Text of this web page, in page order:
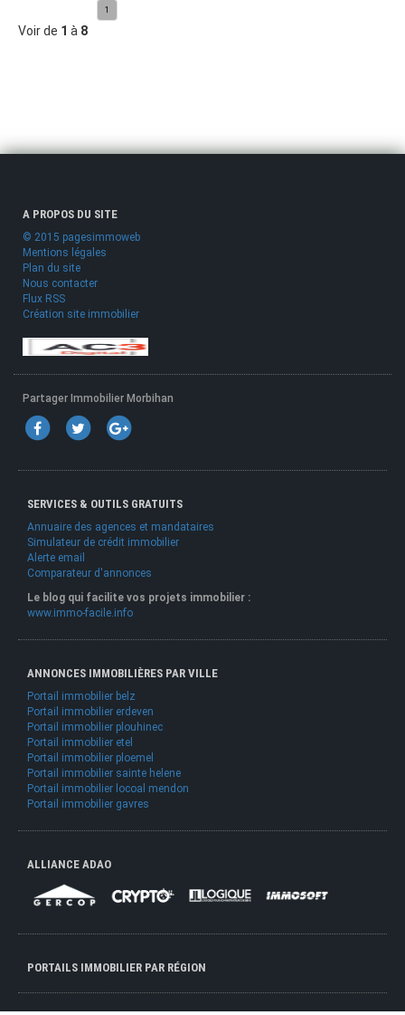
Voir de 1 à 8
1
A PROPOS DU SITE
© 2015 pagesimmoweb
Mentions légales
Plan du site
Nous contacter
Flux RSS
Création site immobilier
Partager Immobilier Morbihan
SERVICES & OUTILS GRATUITS
Annuaire des agences et mandataires
Simulateur de crédit immobilier
Alerte email
Comparateur d'annonces
Le blog qui facilite vos projets immobilier :
www.immo-facile.info
ANNONCES IMMOBILIÈRES PAR VILLE
Portail immobilier belz
Portail immobilier erdeven
Portail immobilier plouhinec
Portail immobilier etel
Portail immobilier ploemel
Portail immobilier sainte helene
Portail immobilier locoal mendon
Portail immobilier gavres
ALLIANCE ADAO
PORTAILS IMMOBILIER PAR RÉGION